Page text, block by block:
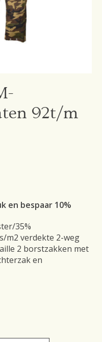
92t/m
en bespaar 10%
35%
m2 verdekte 2-weg
2 borstzakken met
en